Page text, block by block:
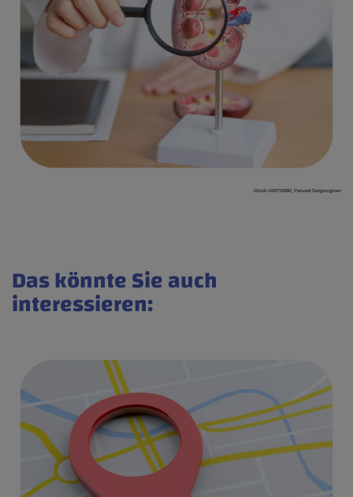
iStock-1606726980_Panuwat Dangsungnoen
Das könnte Sie auch
interessieren: